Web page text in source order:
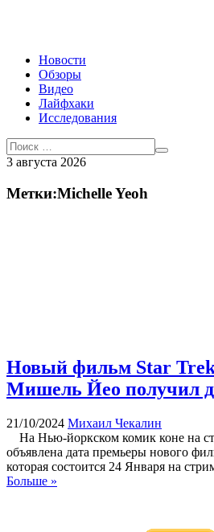
Новости
Обзоры
Видео
Лайфхаки
Исследования
3 августа 2026
Метки:Michelle Yeoh
Новый фильм Star Trek
Мишель Йео получил
21/10/2024 Михаил Чекалин
На Нью-йоркском комик коне на
объявлена дата премьеры нового
которая состоится 24 Января на
Больше »